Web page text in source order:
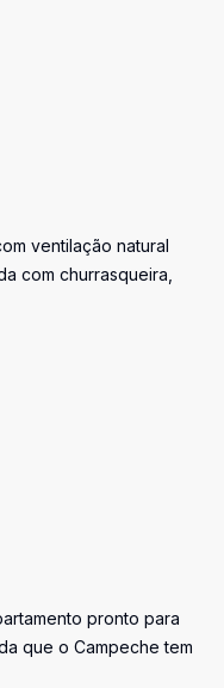
ventilação natural
com churrasqueira,
pronto para
que o Campeche tem